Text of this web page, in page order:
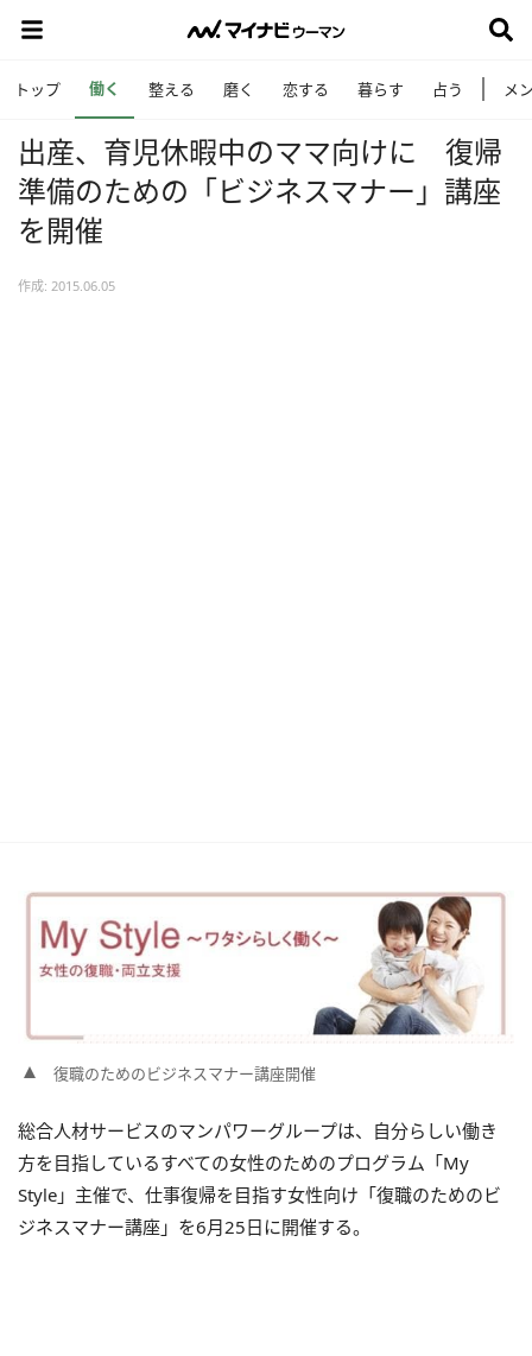
トップ 働く 整える 磨く 恋する 暮らす 占う メ
出産、育児休暇中のママ向けに 復帰
準備のための「ビジネスマナー」講座
を開催
作成: 2015.06.05
復職のためのビジネスマナー講座開催
総合人材サービスのマンパワーグループは、自分らしい働き
方を目指しているすべての女性のためのプログラム「My
Style」主催で、仕事復帰を目指す女性向け「復職のためのビ
ジネスマナー講座」を6月25日に開催する。